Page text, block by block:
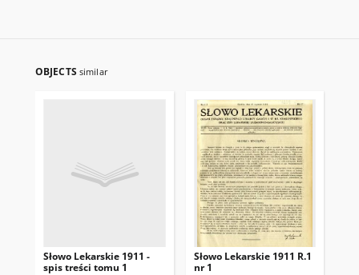
OBJECTS similar
Słowo Lekarskie 1911 -
spis treści tomu 1
Słowo Lekarskie 1911 R.1
nr 1